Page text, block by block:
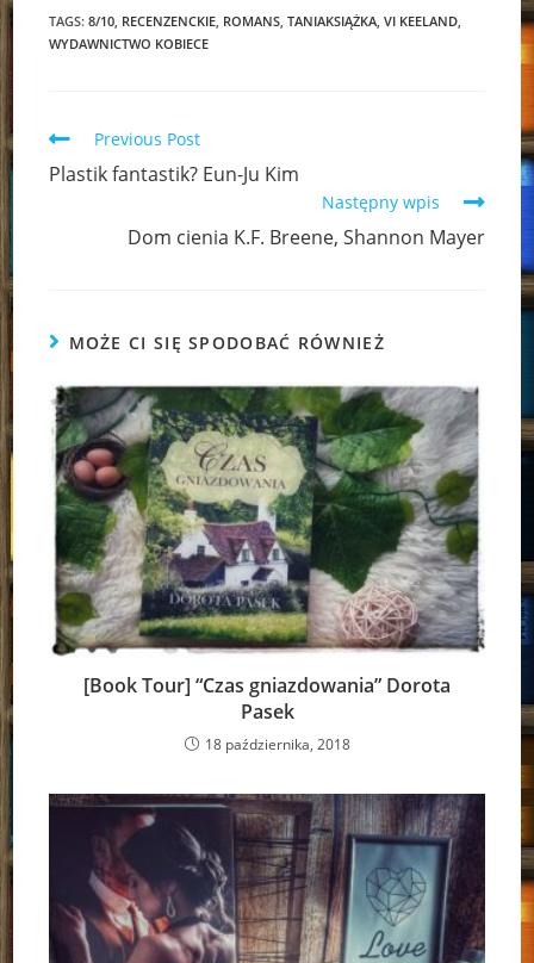
TAGS:8/10 RECENZENCKIE ROMANS TANIAKSIĄŻKA VI KEELAND
WYDAWNICTWO KOBIECE
Read
more
articles
Previous Post
Plastik fantastik? Eun-Ju Kim
Następny wpis
Dom cienia K.F. Breene, Shannon Mayer
MOŻE CI SIĘ SPODOBAĆ RÓWNIEŻ
[Book Tour] “Czas gniazdowania” Dorota
Pasek
18 października, 2018